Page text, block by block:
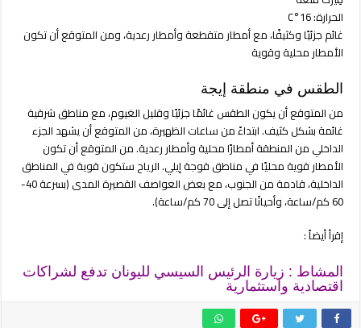
الحرارة: 16°C
غائم جزئيًا وكثيفًا، مع أمطار متقطعة وأمطار رعدية، ومن المتوقع أن تكون
الأمطار محلية وقوية
الطقس في منطقة إيجة
من المتوقع أن يكون الطقس غائمًا جزئيًا وقليل الغيوم، مع مناطق شرقية
غائمة بشكل كثيف. ابتداءً من ساعات الظهيرة، من المتوقع أن يشهد الجزء
الداخلي من المنطقة أمطارًا محلية وأمطار رعدية. من المتوقع أن تكون
الأمطار قوية محليًا في مناطق قوجة إيلي. الرياح ستكون قوية في المناطق
الداخلية، قادمة من الجنوب، مع بعض العواصف القصيرة المدى (بسرعة 40-
60 كم/ساعة، وأحيانًا تصل إلى 70 كم/ساعة).
إقرأ أيضاً :
المشاط : زيارة الرئيس السيسي لليونان تدفع لشراكات
اقتصادية واستثمارية